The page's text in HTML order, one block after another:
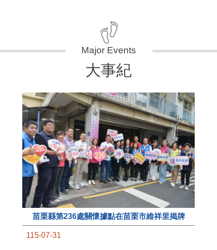
大事紀
苗栗縣第236處關懷據點在苗栗市維祥里揭牌
115-07-31